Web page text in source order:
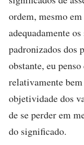
ordem, mesmo
adequadamente
padronizados dos
obstante, eu
relativamente
objetividade dos
de se perder em
do significado.